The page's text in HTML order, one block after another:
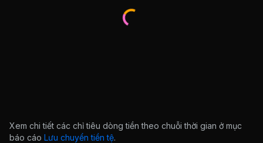
Xem chi tiết các chỉ tiêu dòng tiền theo chuỗi thời gian ở mục
báo cáo Lưu chuyển tiền tệ.